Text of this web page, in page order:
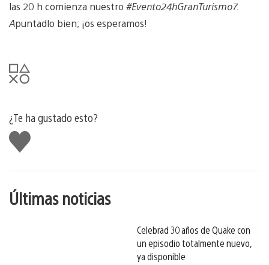
las 20 h comienza nuestro #Evento24hGranTurismo7.
Apuntadlo bien; ¡os esperamos!
¿Te ha gustado esto?
Me
gusta
esto
Últimas noticias
Celebrad 30 años de Quake con
un episodio totalmente nuevo,
ya disponible